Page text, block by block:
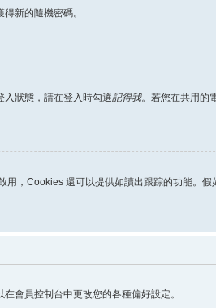
新的隨機密碼。
入狀態，請在登入時勾選記得我。若您在共用的
用，Cookies 還可以提供如讀出跟踪的功能。假
會員控制台中更改您的各種偏好設定。